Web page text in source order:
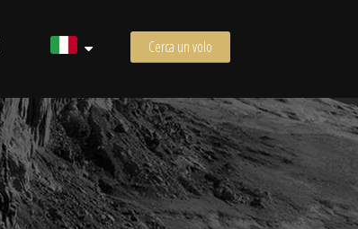
Cerca un volo